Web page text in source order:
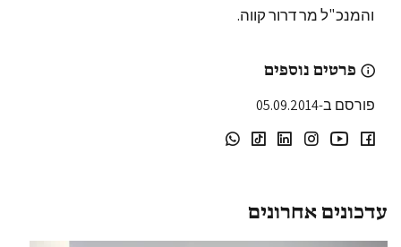
והמנכ"ל מר דרור קווה.
פרטים נוספים
פורסם ב-05.09.2014
עדכונים אחרונים